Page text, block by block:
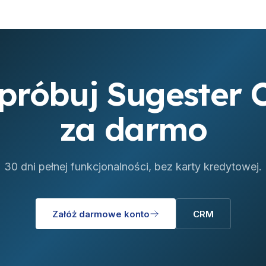
Sugester
za darmo
30 dni pełnej funkcjonalności, bez karty kredytowej.
Załóż darmowe konto CRM